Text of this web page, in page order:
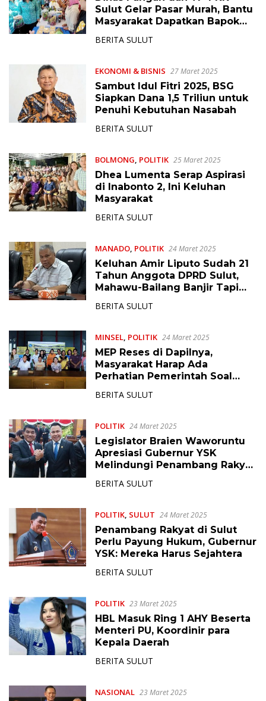
Sulut Gelar Pasar Murah, Bantu
Masyarakat Dapatkan Bapok
BERITA SULUT
EKONOMI & BISNIS 27 Maret 2025
Sambut Idul Fitri 2025, BSG
Siapkan Dana 1,5 Triliun untuk
Penuhi Kebutuhan Nasabah
BERITA SULUT
BOLMONG, POLITIK 25 Maret 2025
Dhea Lumenta Serap Aspirasi
di Inabonto 2, Ini Keluhan
Masyarakat
BERITA SULUT
MANADO, POLITIK 24 Maret 2025
Keluhan Amir Liputo Sudah 21
Tahun Anggota DPRD Sulut,
Mahawu-Bailang Banjir Tapi
BERITA SULUT
MINSEL, POLITIK 24 Maret 2025
MEP Reses di Dapilnya,
Masyarakat Harap Ada
Perhatian Pemerintah Soal
BERITA SULUT
POLITIK 24 Maret 2025
Legislator Braien Waworuntu
Apresiasi Gubernur YSK
Melindungi Penambang Rakyat
BERITA SULUT
POLITIK, SULUT 24 Maret 2025
Penambang Rakyat di Sulut
Perlu Payung Hukum, Gubernur
YSK: Mereka Harus Sejahtera
BERITA SULUT
POLITIK 23 Maret 2025
HBL Masuk Ring 1 AHY Beserta
Menteri PU, Koordinir para
Kepala Daerah
BERITA SULUT
NASIONAL 23 Maret 2025